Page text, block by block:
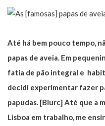
Até há bem pouco tempo,
papas de aveia. Em
fatia de pão integral e
decidi experimentar fazer
papudas. [Blurc] Até que a
Lisboa em trabalho, me